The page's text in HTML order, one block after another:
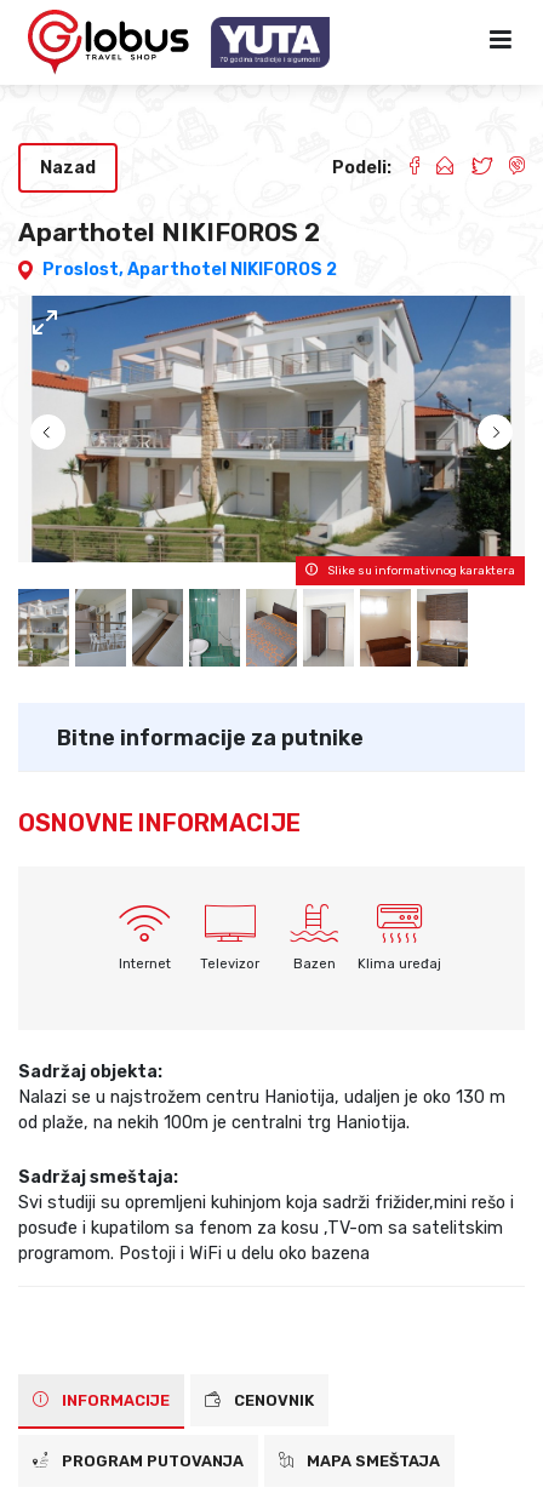
Aparthotel NIKIFOROS 2
Proslost,Aparthotel NIKIFOROS 2
Nazad Podeli:
Slike su informativnog karaktera
Bitne informacije za putnike
OSNOVNE INFORMACIJE
Internet Televizor Bazen Klima uređaj
Sadržaj objekta:
Nalazi se u najstrožem centru Haniotija, udaljen je oko 130 m
od plaže, na nekih 100m je centralni trg Haniotija.
Sadržaj smeštaja:
Svi studiji su opremljeni kuhinjom koja sadrži frižider,mini rešo i
posuđe i kupatilom sa fenom za kosu ,TV-om sa satelitskim
programom. Postoji i WiFi u delu oko bazena
INFORMACIJE CENOVNIK
PROGRAM PUTOVANJA MAPA SMEŠTAJA